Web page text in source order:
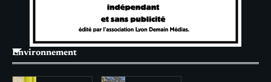
Environnement